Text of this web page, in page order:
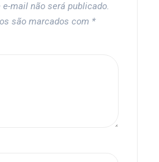
e-mail não será publicado.
são marcados com *